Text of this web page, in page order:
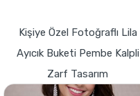
Kişiye Özel Fotoğraflı Lila
Ayıcık Buketi Pembe Kalpli
Zarf Tasarım